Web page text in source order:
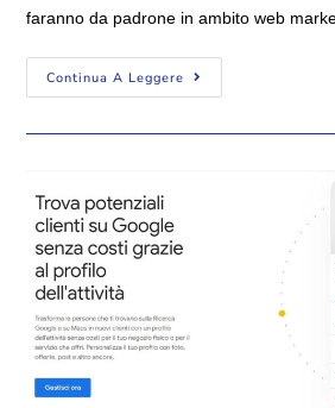
faranno da padrone in ambito web
Continua A Leggere